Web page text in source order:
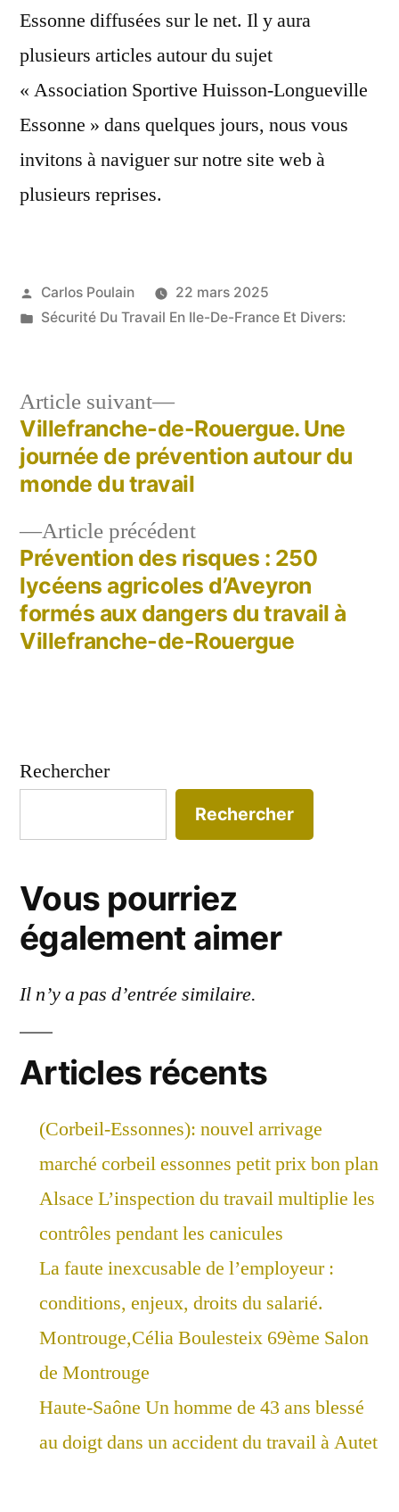
Essonne diffusées sur le net. Il y aura
plusieurs articles autour du sujet
« Association Sportive Huisson-Longueville
Essonne » dans quelques jours, nous vous
invitons à naviguer sur notre site web à
plusieurs reprises.
Publié
par
Carlos Poulain
22 mars 2025
Publié
Sécurité Du Travail En Ile-De-France Et Divers:
Navigation
de
l’article
Article précédentArticle
précédent :
Prévention des risques : 250
lycéens agricoles d’Aveyron
formés aux dangers du travail à
Villefranche-de-Rouergue
Article suivant
Article
suivant :
Villefranche-de-Rouergue. Une
journée de prévention autour du
monde du travail
Rechercher
Rechercher
Vous pourriez
également aimer
Il n’y a pas d’entrée similaire.
Articles récents
(Corbeil-Essonnes): nouvel arrivage
marché corbeil essonnes petit prix bon plan
Alsace L’inspection du travail multiplie les
contrôles pendant les canicules
La faute inexcusable de l’employeur :
conditions, enjeux, droits du salarié.
Montrouge,Célia Boulesteix 69ème Salon
de Montrouge
Haute-Saône Un homme de 43 ans blessé
au doigt dans un accident du travail à Autet